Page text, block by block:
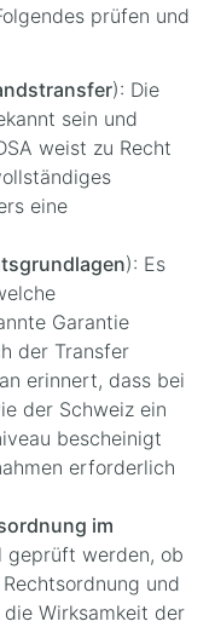
prüfen und
): Die
sein und
weist zu Recht
eine
): Es
Garantie
der Transfer
erinnert, dass bei
der Schweiz ein
bescheinigt
erforderlich
im
geprüft werden, ob
und
Wirksamkeit der